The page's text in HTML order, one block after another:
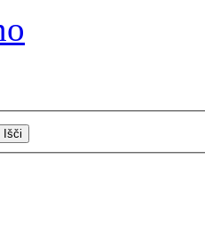
Išči